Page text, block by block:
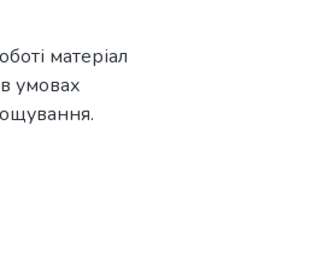
матеріал
умовах